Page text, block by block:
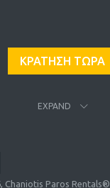
ΚΡΑΤΗΣΗ ΤΩΡΑ
EXPAND
Chaniotis Paros Rentals®